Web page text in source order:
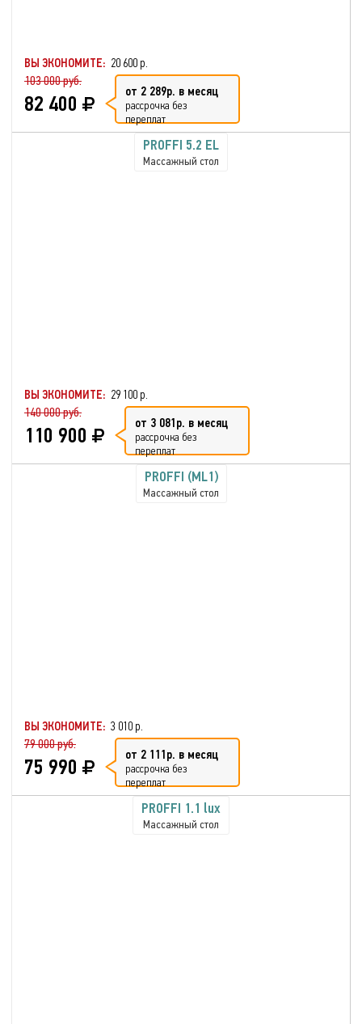
ВЫ ЭКОНОМИТЕ: 20 600 р.
103 000 руб.
82 400 от 2 289р. в месяц
рассрочка без
переплат
PROFFI 5.2 EL
Массажный стол
ВЫ ЭКОНОМИТЕ: 29 100 р.
140 000 руб.
110 900 от 3 081р. в месяц
рассрочка без
переплат
PROFFI (ML1)
Массажный стол
ВЫ ЭКОНОМИТЕ: 3 010 р.
79 000 руб.
75 990 от 2 111р. в месяц
рассрочка без
переплат
PROFFI 1.1 lux
Массажный стол